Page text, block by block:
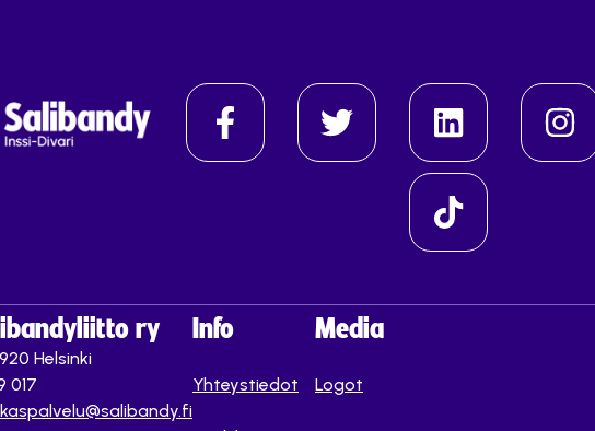
ry
Helsinki
017
Info
Yhteystiedot
Media
Logot